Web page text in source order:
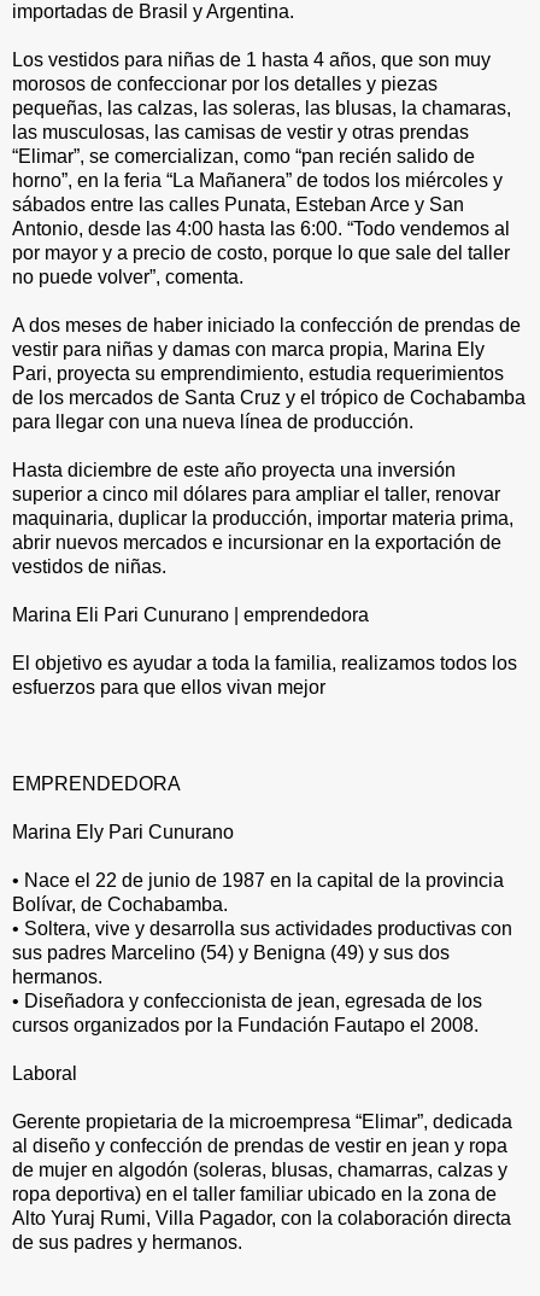
importadas de Brasil y Argentina.
Los vestidos para niñas de 1 hasta 4 años, que son muy
morosos de confeccionar por los detalles y piezas
pequeñas, las calzas, las soleras, las blusas, la chamaras,
las musculosas, las camisas de vestir y otras prendas
“Elimar”, se comercializan, como “pan recién salido de
horno”, en la feria “La Mañanera” de todos los miércoles y
sábados entre las calles Punata, Esteban Arce y San
Antonio, desde las 4:00 hasta las 6:00. “Todo vendemos al
por mayor y a precio de costo, porque lo que sale del taller
no puede volver”, comenta.
A dos meses de haber iniciado la confección de prendas de
vestir para niñas y damas con marca propia, Marina Ely
Pari, proyecta su emprendimiento, estudia requerimientos
de los mercados de Santa Cruz y el trópico de Cochabamba
para llegar con una nueva línea de producción.
Hasta diciembre de este año proyecta una inversión
superior a cinco mil dólares para ampliar el taller, renovar
maquinaria, duplicar la producción, importar materia prima,
abrir nuevos mercados e incursionar en la exportación de
vestidos de niñas.
Marina Eli Pari Cunurano | emprendedora
El objetivo es ayudar a toda la familia, realizamos todos los
esfuerzos para que ellos vivan mejor
EMPRENDEDORA
Marina Ely Pari Cunurano
• Nace el 22 de junio de 1987 en la capital de la provincia
Bolívar, de Cochabamba.
• Soltera, vive y desarrolla sus actividades productivas con
sus padres Marcelino (54) y Benigna (49) y sus dos
hermanos.
• Diseñadora y confeccionista de jean, egresada de los
cursos organizados por la Fundación Fautapo el 2008.
Laboral
Gerente propietaria de la microempresa “Elimar”, dedicada
al diseño y confección de prendas de vestir en jean y ropa
de mujer en algodón (soleras, blusas, chamarras, calzas y
ropa deportiva) en el taller familiar ubicado en la zona de
Alto Yuraj Rumi, Villa Pagador, con la colaboración directa
de sus padres y hermanos.